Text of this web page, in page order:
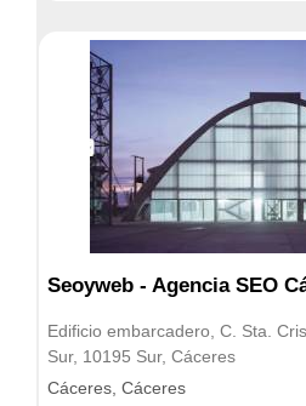
Seoyweb - Agencia SEO
Edificio embarcadero, C. Sta.
Sur, 10195 Sur, Cáceres
Cáceres, Cáceres